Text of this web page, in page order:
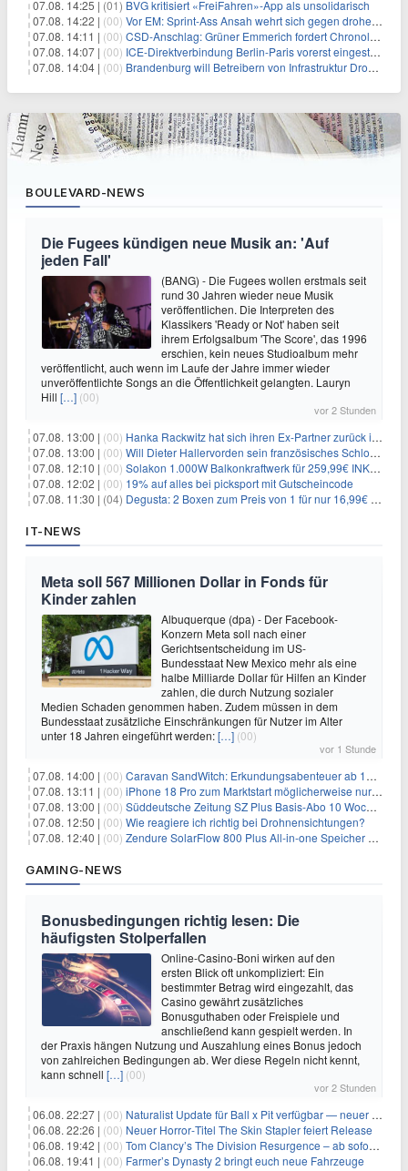
07.08. 14:25 | (01) BVG kritisiert «FreiFahren»-App als unsolidarisch
07.08. 14:22 | (00) Vor EM: Sprint-Ass Ansah wehrt sich gegen drohende Sperre
07.08. 14:11 | (00) CSD-Anschlag: Grüner Emmerich fordert Chronologie von Dobrindt
07.08. 14:07 | (00) ICE-Direktverbindung Berlin-Paris vorerst eingestellt
07.08. 14:04 | (00) Brandenburg will Betreibern von Infrastruktur Drohnenabwehr erlauben
BOULEVARD-NEWS
Die Fugees kündigen neue Musik an: 'Auf
jeden Fall'
(BANG) - Die Fugees wollen erstmals seit
rund 30 Jahren wieder neue Musik
veröffentlichen. Die Interpreten des
Klassikers 'Ready or Not' haben seit
ihrem Erfolgsalbum 'The Score', das 1996
erschien, kein neues Studioalbum mehr
veröffentlicht, auch wenn im Laufe der Jahre immer wieder
unveröffentlichte Songs an die Öffentlichkeit gelangten. Lauryn
Hill […] (00)
vor 2 Stunden
07.08. 13:00 | (00) Hanka Rackwitz hat sich ihren Ex-Partner zurück ins Haus geholt
07.08. 13:00 | (00) Will Dieter Hallervorden sein französisches Schloss verkaufen?
07.08. 12:10 | (00) Solakon 1.000W Balkonkraftwerk für 259,99€ INKL. VERSAND! 800W Wechselrichter, bifazial
07.08. 12:02 | (00) 19% auf alles bei picksport mit Gutscheincode
07.08. 11:30 | (04) Degusta: 2 Boxen zum Preis von 1 für nur 16,99€ inkl. Versand
IT-NEWS
Meta soll 567 Millionen Dollar in Fonds für
Kinder zahlen
Albuquerque (dpa) - Der Facebook-
Konzern Meta soll nach einer
Gerichtsentscheidung im US-
Bundesstaat New Mexico mehr als eine
halbe Milliarde Dollar für Hilfen an Kinder
zahlen, die durch Nutzung sozialer
Medien Schaden genommen haben. Zudem müssen in dem
Bundesstaat zusätzliche Einschränkungen für Nutzer im Alter
unter 18 Jahren eingeführt werden:[…] (00)
vor 1 Stunde
07.08. 14:00 | (00) Caravan SandWitch: Erkundungsabenteuer ab 13.08. gratis im Epic Games Store
07.08. 13:11 | (00) iPhone 18 Pro zum Marktstart möglicherweise nur begrenzt verfügbar
07.08. 13:00 | (00) Süddeutsche Zeitung SZ Plus Basis-Abo 10 Wochen für 10€
07.08. 12:50 | (00) Wie reagiere ich richtig bei Drohnensichtungen?
07.08. 12:40 | (00) Zendure SolarFlow 800 Plus All-in-one Speicher + Zusatzspeicher AB2000L für 618,96€ – 3,84kWh fürs Balkonkraftwerk
GAMING-NEWS
Bonusbedingungen richtig lesen: Die
häufigsten Stolperfallen
Online-Casino-Boni wirken auf den
ersten Blick oft unkompliziert: Ein
bestimmter Betrag wird eingezahlt, das
Casino gewährt zusätzliches
Bonusguthaben oder Freispiele und
anschließend kann gespielt werden. In
der Praxis hängen Nutzung und Auszahlung eines Bonus jedoch
von zahlreichen Bedingungen ab. Wer diese Regeln nicht kennt,
kann schnell […] (00)
vor 2 Stunden
06.08. 22:27 | (00) Naturalist Update für Ball x Pit verfügbar — neuer Content auf allen Plattformen
06.08. 22:26 | (00) Neuer Horror‑Titel The Skin Stapler feiert Release
06.08. 19:42 | (00) Tom Clancy’s The Division Resurgence – ab sofort für euch verfügbar
06.08. 19:41 | (00) Farmer’s Dynasty 2 bringt euch neue Fahrzeuge